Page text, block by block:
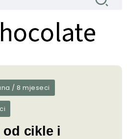
/ 8 mjeseci
od cikle i